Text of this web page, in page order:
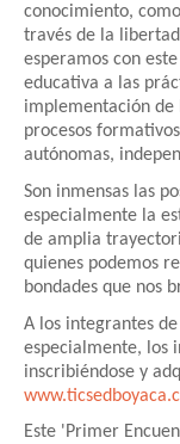
conocimiento,
través de la
esperamos con
educativa a las
implementación de
procesos
autónomas,
Son inmensas las
especialmente la
de amplia
quienes podemos
bondades que nos
A los integrantes
especialmente, los
inscribiéndose y
Este 'Primer